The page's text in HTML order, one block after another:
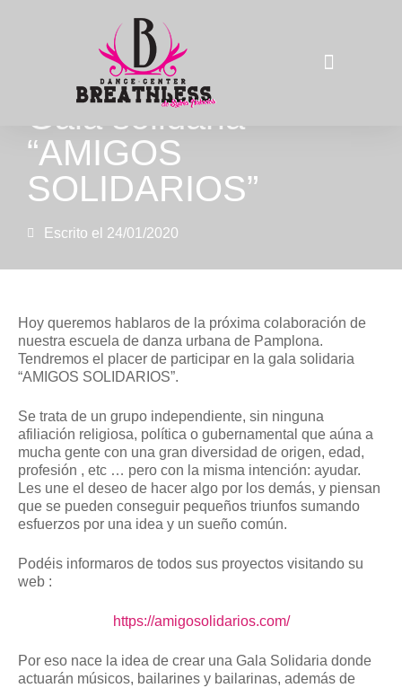
Gala solidaria
“AMIGOS
SOLIDARIOS”
Escrito el 24/01/2020
Hoy queremos hablaros de la próxima colaboración de
nuestra escuela de danza urbana de Pamplona.
Tendremos el placer de participar en la gala solidaria
“AMIGOS SOLIDARIOS”.
Se trata de un grupo independiente, sin ninguna
afiliación religiosa, política o gubernamental que aúna a
mucha gente con una gran diversidad de origen, edad,
profesión , etc … pero con la misma intención: ayudar.
Les une el deseo de hacer algo por los demás, y piensan
que se pueden conseguir pequeños triunfos sumando
esfuerzos por una idea y un sueño común.
Podéis informaros de todos sus proyectos visitando su
web :
https://amigosolidarios.com/
Por eso nace la idea de crear una Gala Solidaria donde
actuarán músicos, bailarines y bailarinas, además de